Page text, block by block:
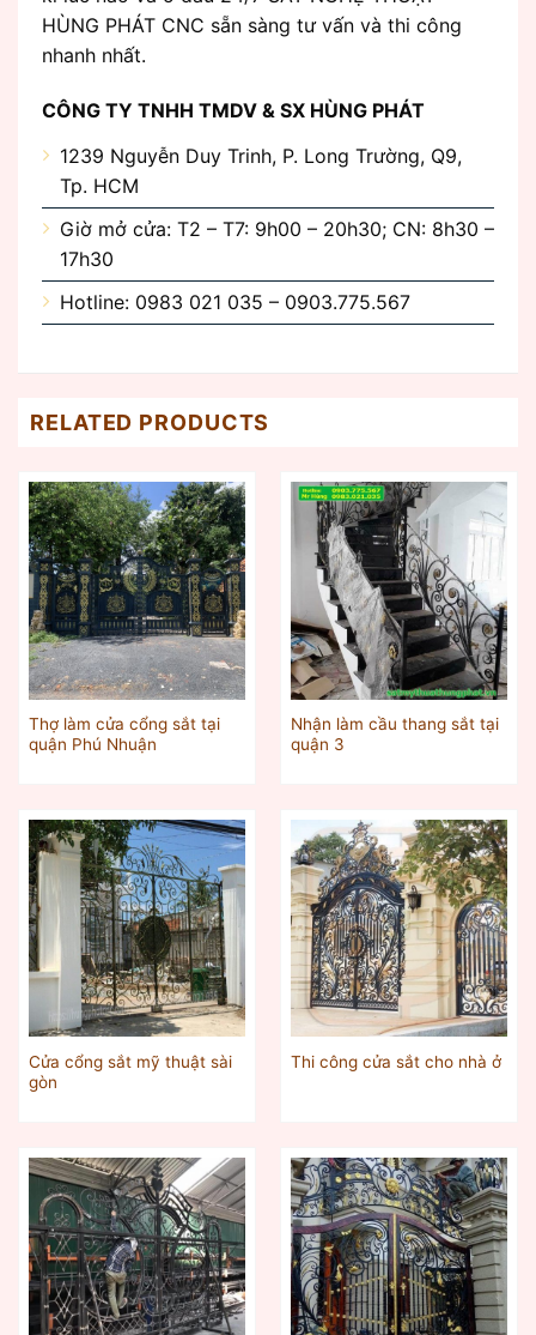
HÙNG PHÁT CNC sẵn sàng tư vấn và thi công
nhanh nhất.
CÔNG TY TNHH TMDV & SX HÙNG PHÁT
1239 Nguyễn Duy Trinh, P. Long Trường, Q9,
Tp. HCM
Giờ mở cửa: T2 – T7: 9h00 – 20h30; CN: 8h30 –
17h30
Hotline: 0983 021 035 – 0903.775.567
RELATED PRODUCTS
Thợ làm cửa cổng sắt tại
quận Phú Nhuận
Nhận làm cầu thang sắt tại
quận 3
Cửa cổng sắt mỹ thuật sài
gòn
Thi công cửa sắt cho nhà ở